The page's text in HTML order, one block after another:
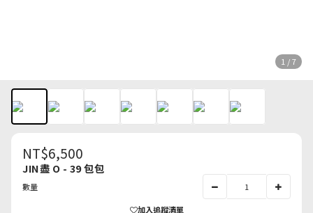
1 / 7
NT$6,500
JIN盡 O - 39 包包
數量
加入追蹤清單